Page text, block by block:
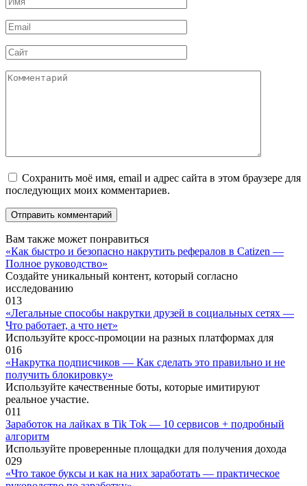
*
Email
*
Сайт
Комментарий
Сохранить моё имя, email и адрес сайта в этом браузере для
последующих моих комментариев.
Вам также может понравиться
«Как быстро и безопасно накрутить рефералов в Catizen —
Полное руководство»
Создайте уникальный контент, который согласно
исследованию
013
«Легальные способы накрутки друзей в социальных сетях —
Что работает, а что нет»
Используйте кросс-промоции на разных платформах для
016
«Накрутка подписчиков — Как сделать это правильно и не
получить блокировку»
Используйте качественные боты, которые имитируют
реальное участие.
011
Заработок на лайках в Tik Tok — 10 сервисов + подробный
алгоритм
Используйте проверенные площадки для получения дохода
029
«Что такое буксы и как на них заработать — практическое